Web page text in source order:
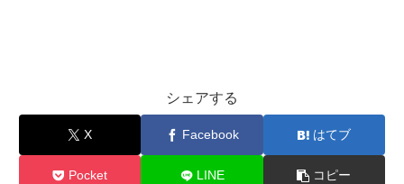
シェアする
X Facebook はてブ
Pocket LINE コピー